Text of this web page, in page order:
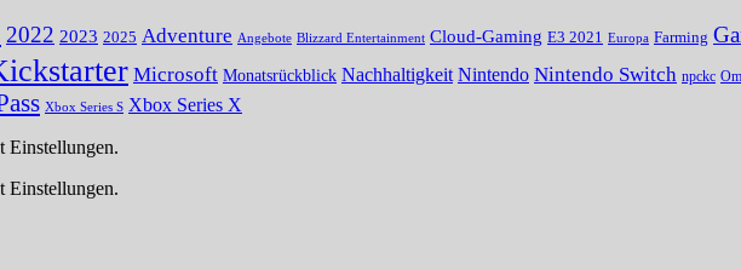
2022 2023 2025 Adventure Angebote Blizzard Entertainment Cloud-Gaming E3 2021 Europa Farming
Microsoft Monatsrückblick Nachhaltigkeit Nintendo Nintendo Switch npckc
Xbox Series S Xbox Series X
Einstellungen.
Einstellungen.